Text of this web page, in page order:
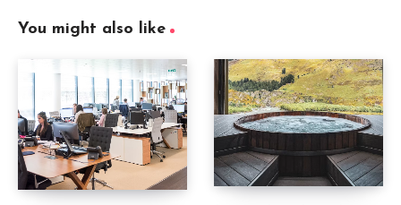
You might also like